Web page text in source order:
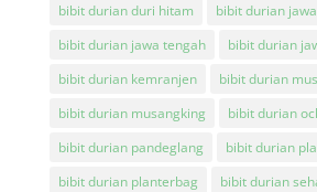
bibit durian duri hitam
bibit durian
bibit durian jawa tengah
bibit durian
bibit durian kemranjen
bibit durian
bibit durian musangking
bibit durian
bibit durian pandeglang
bibit durian
bibit durian planterbag
bibit durian